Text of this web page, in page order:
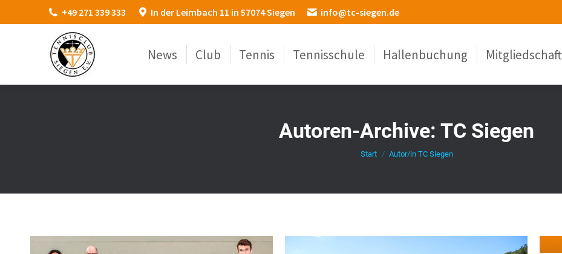
+49 271 339 333 In der Leimbach 11 in 57074 Siegen info@tc-siegen.de
News Club Tennis Tennisschule Hallenbuchung Mitgliedschaft
Autoren-Archive: TC Siegen
Sie befinden sich hier:
Start Autor/in TC Siegen